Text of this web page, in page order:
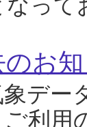
お
デー
利用